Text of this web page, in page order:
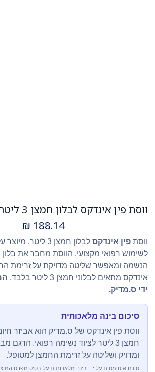
188.14
₪
ווסת פין אינדקס
לבלון חמצן 3 ליטר,
לשימוש רפואי מקצועי. הווסת מחבר את בלון
הנשמה ומאפשר שליטה מדויקת על זרימת
אינדקס מתאים לבלוני חמצן 3 ליטר בלבד.
ידי ס.מדיק.
סיכום בינה מלאכותית
ווסת פין אינדקס של ס.מדיק הוא אביזר
חמצן 3 ליטר לציוד נשימה רפואי. הדגם
ומדויק ושליטה על זרימת החמצן למטופל.
סוכם אוטומטית על ידי בינה מלאכותית על בסיס מפרט